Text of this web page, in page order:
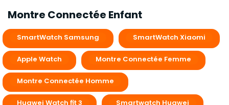
Montre Connectée Enfant
SmartWatch Samsung SmartWatch Xiaomi
Apple Watch Montre Connectée Femme
Montre Connectée Homme
Huawei Watch fit 3 Smartwatch Huawei